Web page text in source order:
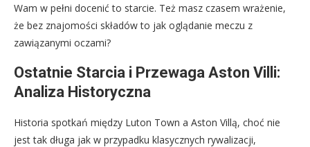
Wam w pełni docenić to starcie. Też masz czasem wrażenie,
że bez znajomości składów to jak oglądanie meczu z
zawiązanymi oczami?
Ostatnie Starcia i Przewaga Aston Villi:
Analiza Historyczna
Historia spotkań między Luton Town a Aston Villą, choć nie
jest tak długa jak w przypadku klasycznych rywalizacji,